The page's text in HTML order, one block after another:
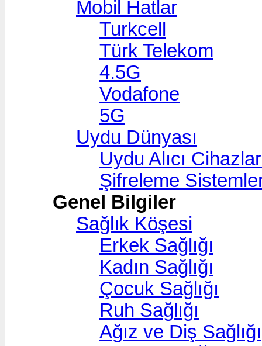
Mobil Hatlar
Turkcell
Türk Telekom
4.5G
Vodafone
5G
Uydu Dünyası
Uydu Alıcı
Şifreleme
Genel Bilgiler
Sağlık Köşesi
Erkek Sağlığı
Kadın Sağlığı
Çocuk Sağlığı
Ruh Sağlığı
Ağız ve Diş Sağlığı